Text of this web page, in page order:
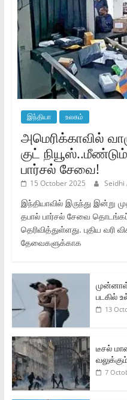
இந்தியா உலகம்
அமெரிக்காவில்
குட்
பார்சல் சேவை!
15 October 2025 Seidhi
இந்தியாவில் இருந்து இன்று
தபால் பார்சல் சேவை
தெரிவித்துள்ளது. புதிய வரி
தேவைகளுக்காக
முன்னாள்
படகில்
13
டீசல்
7